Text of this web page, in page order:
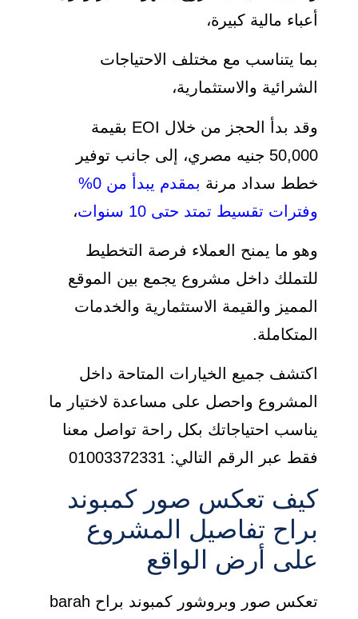
أعباء مالية كبيرة،
بما يتناسب مع مختلف الاحتياجات
الشرائية والاستثمارية،
وقد بدأ الحجز من خلال EOI بقيمة
50,000 جنيه مصري، إلى جانب توفير
خطط سداد مرنة
بمقدم يبدأ من 0%
وفترات تقسيط تمتد حتى 10 سنوات
،
وهو ما يمنح العملاء فرصة التخطيط
للتملك داخل مشروع يجمع بين الموقع
المميز والقيمة الاستثمارية والخدمات
المتكاملة.
اكتشف جميع الخيارات المتاحة داخل
المشروع واحصل على مساعدة لاختيار ما
يناسب احتياجاتك بكل راحة تواصل معنا
فقط عبر الرقم التالي: 01003372331
كيف تعكس صور كمبوند
براح تفاصيل المشروع
على أرض الواقع
تعكس صور وبروشور كمبوند براح barah